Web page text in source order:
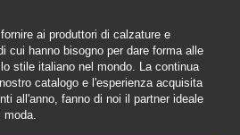
ai produttori di calzature e
cui hanno bisogno per dare forma alle
stile italiano nel mondo. La continua
catalogo e l'esperienza acquisita
all'anno, fanno di noi il partner ideale